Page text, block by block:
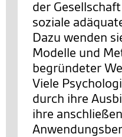
der
soziale
Dazu wenden
Modelle und
begründeter
Viele
durch ihre
ihre